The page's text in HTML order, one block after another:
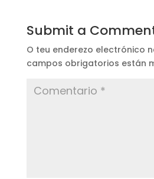
Submit a
O teu enderezo electrónico
campos obrigatorios están